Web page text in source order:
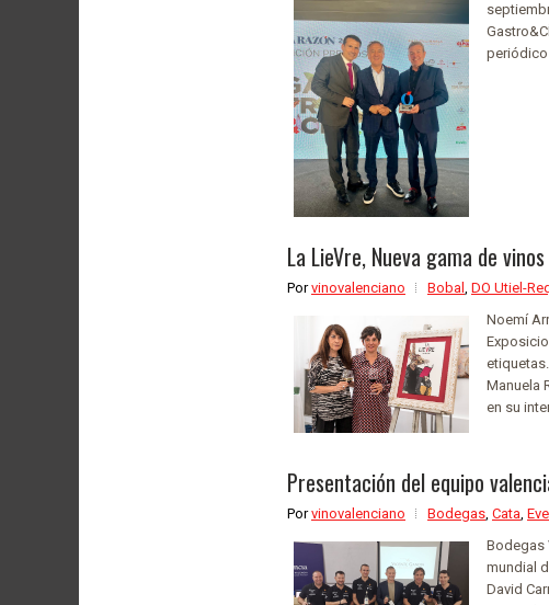
La LieVre, Nueva gama de
Porvinovalenciano Bobal , DO Utiel-
Noemí
Manuela
en su
Presentación del equipo
Porvinovalenciano Bodegas, Cata,
Bodegas
mundial
David